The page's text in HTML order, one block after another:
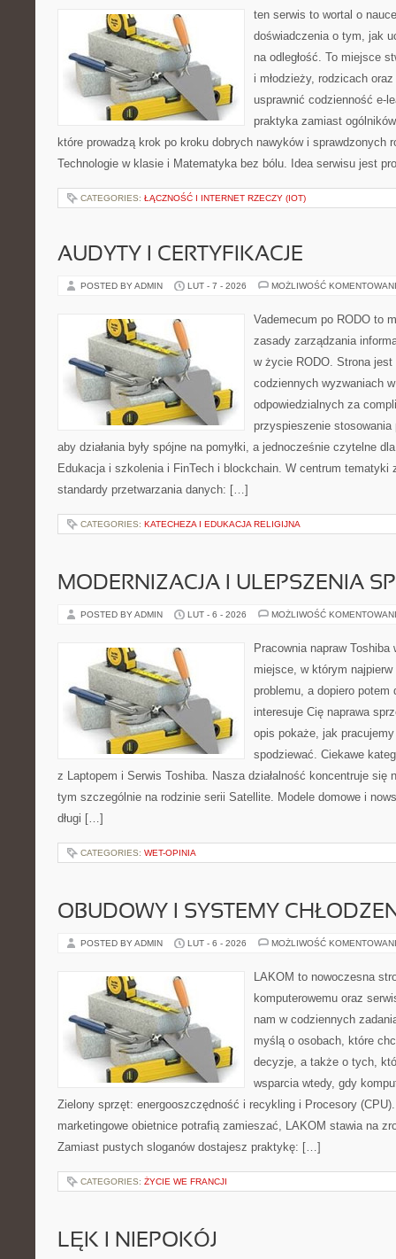
ten serwis to wortal o
doświadczenia o tym, jak
na odległość. To miejsce
i młodzieży, rodzicach
usprawnić codzienność e-
praktyka zamiast
które prowadzą krok po kroku dobrych nawyków i sprawdzonych
Technologie w klasie i Matematyka bez bólu. Idea serwisu jest
CATEGORIES: ŁĄCZNOŚĆ I INTERNET RZECZY (IOT)
AUDYTY I CERTYFIKACJE
POSTED BY ADMIN LUT - 7 - 2026 MOŻLIWOŚĆ
Vademecum po RODO to
zasady zarządzania
w życie RODO. Strona
codziennych wyzwaniach
odpowiedzialnych za
przyspieszenie
aby działania były spójne na pomyłki, a jednocześnie czytelne
Edukacja i szkolenia i FinTech i blockchain. W centrum tematyki
standardy przetwarzania danych: […]
CATEGORIES: KATECHEZA I EDUKACJA RELIGIJNA
MODERNIZACJA I ULEPSZENIA
POSTED BY ADMIN LUT - 6 - 2026 MOŻLIWOŚĆ
Pracownia napraw
miejsce, w którym
problemu, a dopiero
interesuje Cię naprawa
opis pokaże, jak
spodziewać. Ciekawe
z Laptopem i Serwis Toshiba. Nasza działalność koncentruje się
tym szczególnie na rodzinie serii Satellite. Modele domowe i
długi […]
CATEGORIES: WET-OPINIA
OBUDOWY I SYSTEMY
POSTED BY ADMIN LUT - 6 - 2026 MOŻLIWOŚĆ
LAKOM to nowoczesna
komputerowemu oraz
nam w codziennych
myślą o osobach, które
decyzje, a także o tych,
wsparcia wtedy, gdy
Zielony sprzęt: energooszczędność i recykling i Procesory
marketingowe obietnice potrafią zamieszać, LAKOM stawia na
Zamiast pustych sloganów dostajesz praktykę: […]
CATEGORIES: ŻYCIE WE FRANCJI
LĘK I NIEPOKÓJ